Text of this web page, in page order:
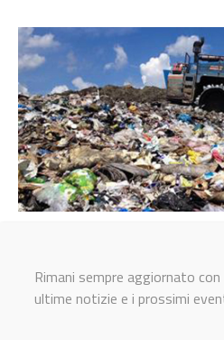
ENI e Maire Tecnimont nel
Svilupperanno una nuova
urbani e le plastiche non riciclabili
Rimani sempre aggiornato con
ultime notizie e i prossimi